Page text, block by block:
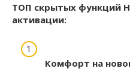
ТОП скрытых функций
активации:
Комфорт на